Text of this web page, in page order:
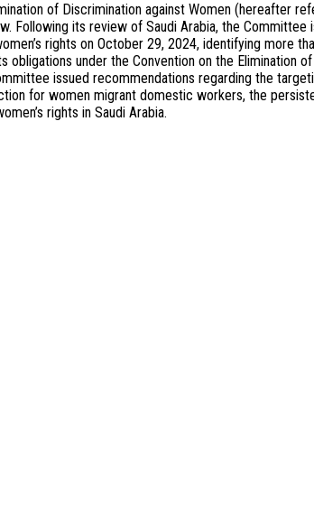
of Discrimination against Women (hereafter
Following its review of Saudi Arabia, the Committee
rights on October 29, 2024, identifying more
obligations under the Convention on the Elimination
issued recommendations regarding the
for women migrant domestic workers, the
rights in Saudi Arabia.